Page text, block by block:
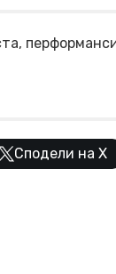
Сподели на X